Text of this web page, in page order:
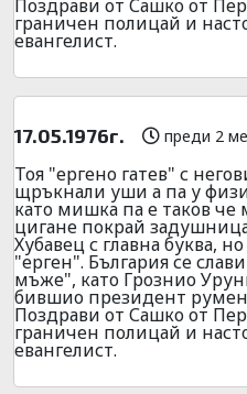
Поздрави от Сашко от
граничен полицай и
евангелист.
17.05.1976г. преди 2
Тоя "ергено гатев" с
щръкнали уши а па у
като мишка па е таков че
цигане покрай
Хубавец с главна буква,
"ерген". България се
мъже", като Грознио
бившио президент румен
Поздрави от Сашко от
граничен полицай и
евангелист.